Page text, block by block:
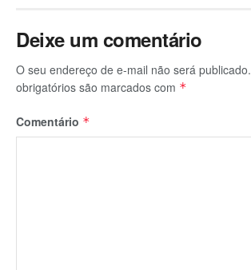
Deixe um comentário
O seu endereço de e-mail não será publicado.
obrigatórios são marcados com *
Comentário *